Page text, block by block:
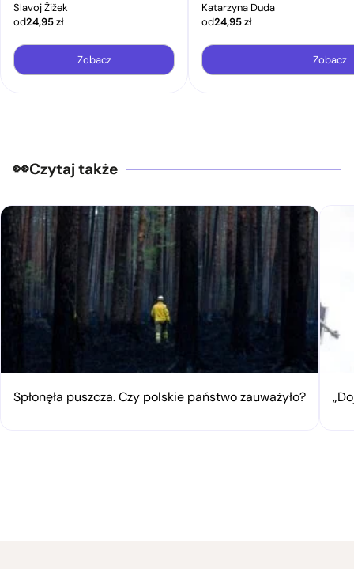
Slavoj Žižek
od24,95zł
Zobacz
Katarzyna Duda
od24,95zł
Zobacz
Czytaj także
Spłonęła puszcza. Czy polskie państwo zauważyło?